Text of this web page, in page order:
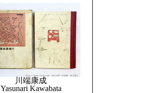
川端康成
Yasunari Kawabata